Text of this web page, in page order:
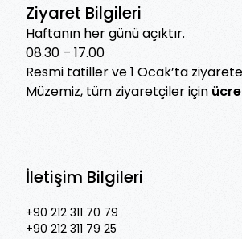
Ziyaret Bilgileri
Haftanın her günü açıktır.
08.30 – 17.00
Resmi tatiller ve 1 Ocak’ta ziyarete
Müzemiz, tüm ziyaretçiler için
İletişim Bilgileri
+90 212 311 70 79
+90 212 311 79 25